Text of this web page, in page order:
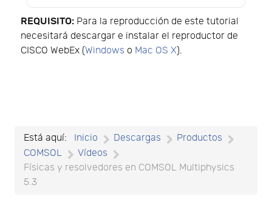
REQUISITO: Para la reproducción de este tutorial
necesitará descargar e instalar el reproductor de
CISCO WebEx (Windows o Mac OS X).
Está aquí: Inicio Descargas
Productos
COMSOL
Vídeos
Físicas y resolvedores en COMSOL Multiphysics
5.3